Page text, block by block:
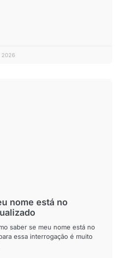
2026
nome está no
saber se meu nome está no
essa interrogação é muito